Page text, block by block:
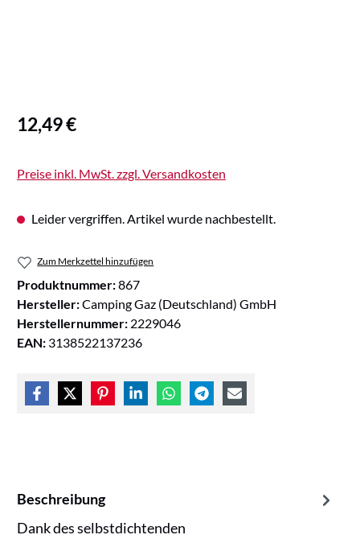
Regulärer Preis:
12,49 €
Preise inkl. MwSt. zzgl. Versandkosten
Leider vergriffen. Artikel wurde nachbestellt.
Zum Merkzettel hinzufügen
Produktnummer:867
Hersteller:Camping Gaz (Deutschland) GmbH
Herstellernummer: 2229046
EAN: 3138522137236
Beschreibung
Dank des selbstdichtenden